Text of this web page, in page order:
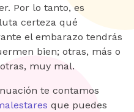
Por lo tanto, es
certeza qué
el embarazo tendrás
bien; otras, más o
muy mal.
te contamos
que puedes